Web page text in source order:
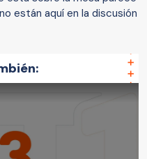
están aquí en la discusión